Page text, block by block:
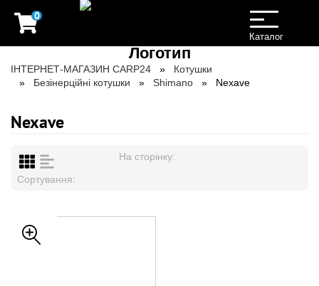
0
Toggle
navigation
Каталог
ІНТЕРНЕТ-МАГАЗИН CARP24
Котушки
Безінерційні котушки
Shimano Nexave
Nexave
На сторінку:
Сортування: